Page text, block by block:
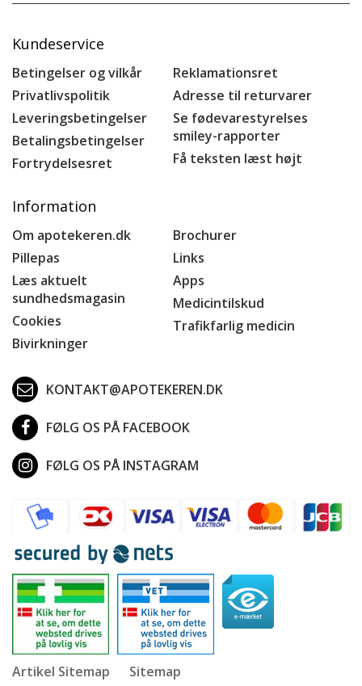
Kundeservice
Betingelser og vilkår
Privatlivspolitik
Leveringsbetingelser
Betalingsbetingelser
Fortrydelsesret
Reklamationsret
Adresse til returvarer
Se fødevarestyrelses
smiley-rapporter
Få teksten læst højt
Information
Om apotekeren.dk
Pillepas
Læs aktuelt
sundhedsmagasin
Cookies
Bivirkninger
Brochurer
Links
Apps
Medicintilskud
Trafikfarlig medicin
KONTAKT@APOTEKEREN.DK
FØLG OS PÅ FACEBOOK
FØLG OS PÅ INSTAGRAM
Artikel Sitemap Sitemap